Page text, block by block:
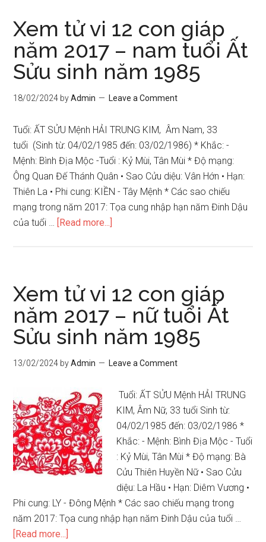
Xem tử vi 12 con giáp
năm 2017 – nam tuổi Ất
Sửu sinh năm 1985
18/02/2024 byAdmin Leave a Comment
Tuổi: ẤT SỬU Mệnh HẢI TRUNG KIM, Âm Nam, 33
tuổi (Sinh từ: 04/02/1985 đến: 03/02/1986) * Khắc: -
Mệnh: Bình Địa Mộc -Tuổi : Kỷ Mùi, Tân Mùi * Độ mạng:
Ông Quan Đế Thánh Quân • Sao Cửu diệu: Vân Hớn • Hạn:
Thiên La • Phi cung: KIỀN - Tây Mệnh * Các sao chiếu
mạng trong năm 2017: Tọa cung nhập hạn năm Đinh Dậu
của tuổi … [Read more...]
con
giáp
năm
2017
–
tuổi
Ất
Sửu
sinh
năm
1985
Xem tử vi 12 con giáp
năm 2017 – nữ tuổi Ất
Sửu sinh năm 1985
13/02/2024 byAdmin Leave a Comment
Tuổi: ẤT SỬU Mệnh HẢI TRUNG
KIM, Âm Nữ, 33 tuổi Sinh từ:
04/02/1985 đến: 03/02/1986 *
Khắc: - Mệnh: Bình Địa Mộc - Tuổi
: Kỷ Mùi, Tân Mùi * Độ mạng: Bà
Cửu Thiên Huyền Nữ • Sao Cửu
diệu: La Hầu • Hạn: Diêm Vương •
Phi cung: LY - Đông Mệnh * Các sao chiếu mạng trong
năm 2017: Tọa cung nhập hạn năm Đinh Dậu của tuổi …
[Read more...]